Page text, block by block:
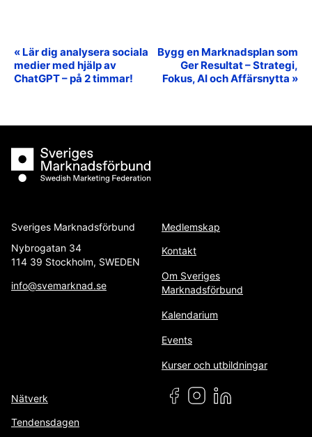
Event
Navigation
« Lär dig analysera sociala
medier med hjälp av
ChatGPT – på 2 timmar!
Bygg en Marknadsplan som
Ger Resultat – Strategi,
Fokus, AI och Affärsnytta »
Sveriges Marknadsförbund
Sveriges Marknadsförbund
Nybrogatan 34
114 39 Stockholm, SWEDEN
info@svemarknad.se
Medlemskap
Kontakt
Om Sveriges
Marknadsförbund
Kalendarium
Events
Kurser och utbildningar
Nätverk
Tendensdagen